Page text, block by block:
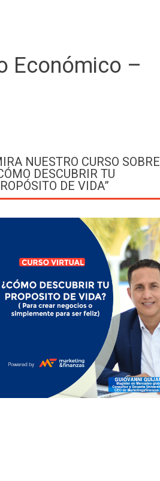
Económico –
NUESTRO CURSO SOBRE
DESCUBRIR TU
DE VIDA”